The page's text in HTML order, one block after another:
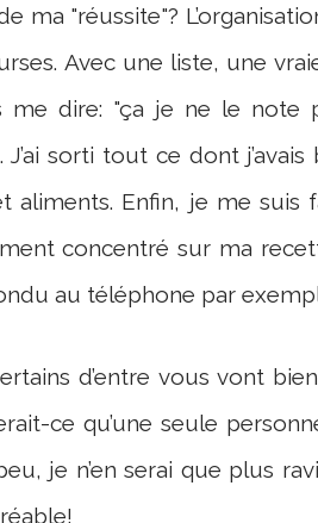
ma "réussite"?
Avec une liste, une
me dire: "ça je ne le note
J’ai sorti tout ce dont
aliments. Enfin, je me
concentré sur ma
au téléphone par
d’entre vous vont
ce qu’une seule
je n’en serai que plus